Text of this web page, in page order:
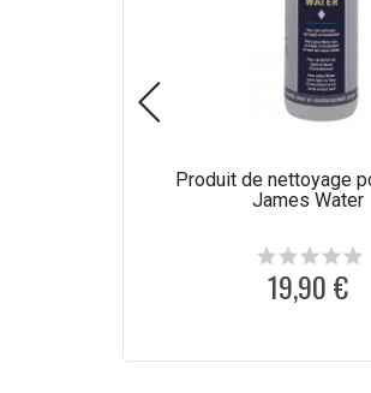
Produit de nettoyage
James Water
19,90 €